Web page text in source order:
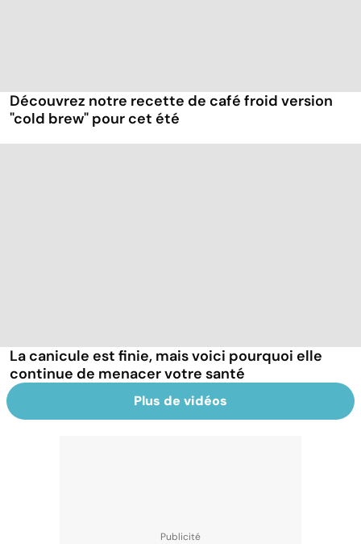
Découvrez notre recette de café froid version
"cold brew" pour cet été
La canicule est finie, mais voici pourquoi elle
continue de menacer votre santé
Plus de vidéos